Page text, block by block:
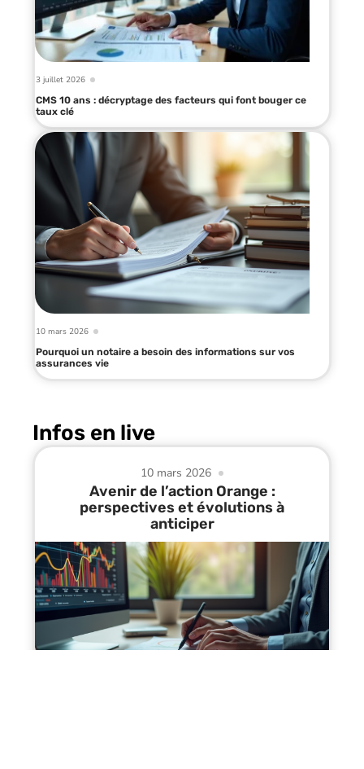
3 juillet 2026
CMS 10 ans : décryptage des facteurs qui font bouger ce
taux clé
10 mars 2026
Pourquoi un notaire a besoin des informations sur vos
assurances vie
Infos en live
10 mars 2026
Avenir de l’action Orange :
perspectives et évolutions à
anticiper